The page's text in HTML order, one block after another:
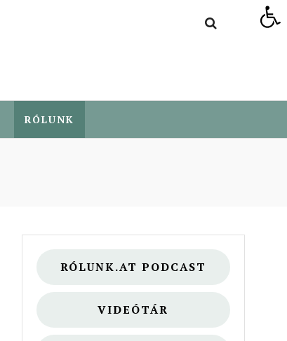
RÓLUNK
RÓLUNK.AT PODCAST
VIDEÓTÁR